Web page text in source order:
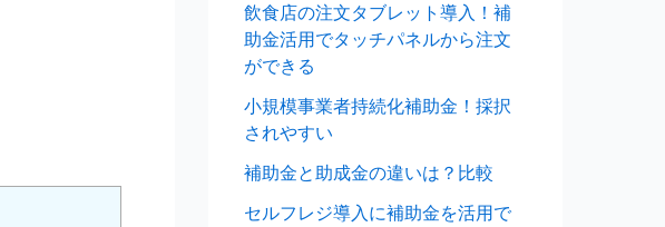
飲食店の注文タブレット導入！補
助金活用でタッチパネルから注文
ができる
小規模事業者持続化補助金！採択
されやすい
補助金と助成金の違いは？比較
セルフレジ導入に補助金を活用で